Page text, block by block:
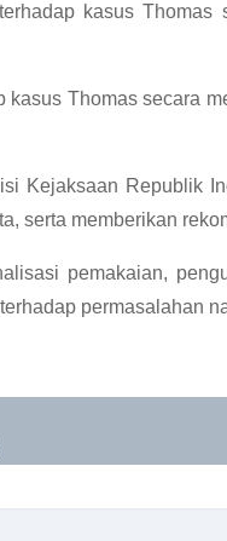
kasus
Thomas secara
Kejaksaan Republik
serta memberikan
pemakaian,
permasalahan